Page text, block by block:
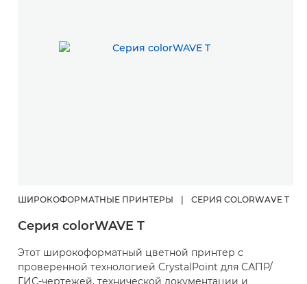
ШИРОКОФОРМАТНЫЕ ПРИНТЕРЫ СЕРИЯ COLORWAVE T
Серия colorWAVE T
Этот широкоформатный цветной принтер с
проверенной технологией CrystalPoint для САПР/
ГИС-чертежей, технической документации и